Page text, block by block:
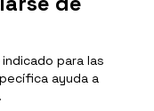
para las
ayuda a